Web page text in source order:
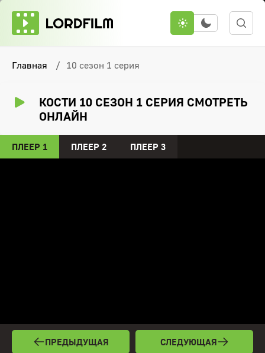
Главная 10 сезон 1 серия
КОСТИ 10 СЕЗОН 1 СЕРИЯ СМОТРЕТЬ
ОНЛАЙН
ПЛЕЕР 1 ПЛЕЕР 2 ПЛЕЕР 3
ПРЕДЫДУЩАЯ СЛЕДУЮЩАЯ